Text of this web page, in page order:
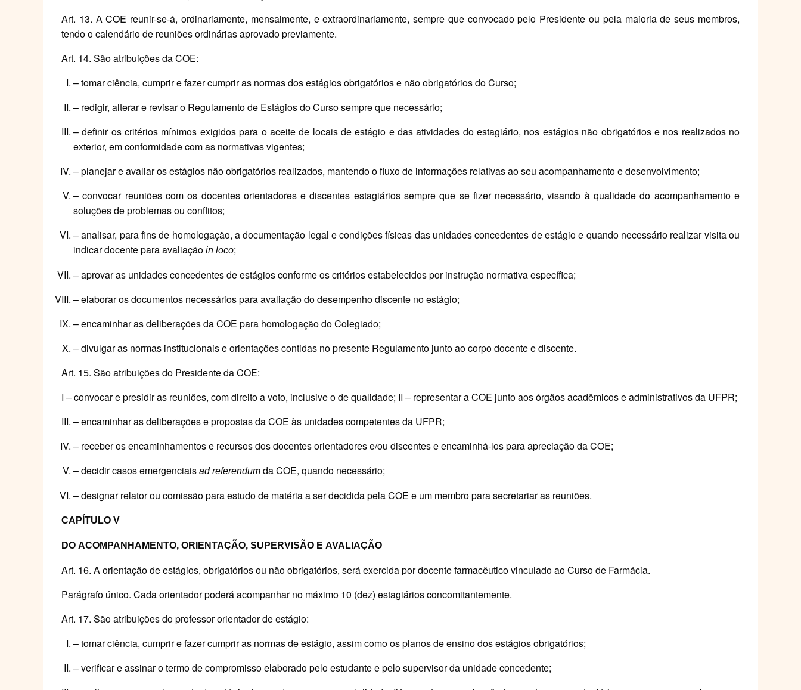
Art. 13. A COE reunir-se-á, ordinariamente, mensalmente, e extraordinariamente, sempre que convocado pelo Presidente ou pela maioria de seus membros,
tendo o calendário de reuniões ordinárias aprovado previamente.
Art. 14. São atribuições da COE:
– tomar ciência, cumprir e fazer cumprir as normas dos estágios obrigatórios e não obrigatórios do Curso;
– redigir, alterar e revisar o Regulamento de Estágios do Curso sempre que necessário;
– definir os critérios mínimos exigidos para o aceite de locais de estágio e das atividades do estagiário, nos estágios não obrigatórios e nos realizados no
exterior, em conformidade com as normativas vigentes;
– planejar e avaliar os estágios não obrigatórios realizados, mantendo o fluxo de informações relativas ao seu acompanhamento e desenvolvimento;
– convocar reuniões com os docentes orientadores e discentes estagiários sempre que se fizer necessário, visando à qualidade do acompanhamento e
soluções de problemas ou conflitos;
– analisar, para fins de homologação, a documentação legal e condições físicas das unidades concedentes de estágio e quando necessário realizar visita ou
indicar docente para avaliação in loco;
– aprovar as unidades concedentes de estágios conforme os critérios estabelecidos por instrução normativa específica;
– elaborar os documentos necessários para avaliação do desempenho discente no estágio;
– encaminhar as deliberações da COE para homologação do Colegiado;
– divulgar as normas institucionais e orientações contidas no presente Regulamento junto ao corpo docente e discente.
Art. 15. São atribuições do Presidente da COE:
I – convocar e presidir as reuniões, com direito a voto, inclusive o de qualidade; II – representar a COE junto aos órgãos acadêmicos e administrativos da UFPR;
– encaminhar as deliberações e propostas da COE às unidades competentes da UFPR;
– receber os encaminhamentos e recursos dos docentes orientadores e/ou discentes e encaminhá-los para apreciação da COE;
– decidir casos emergenciais ad referendum da COE, quando necessário;
– designar relator ou comissão para estudo de matéria a ser decidida pela COE e um membro para secretariar as reuniões.
CAPÍTULO V
DO ACOMPANHAMENTO, ORIENTAÇÃO, SUPERVISÃO E AVALIAÇÃO
Art. 16. A orientação de estágios, obrigatórios ou não obrigatórios, será exercida por docente farmacêutico vinculado ao Curso de Farmácia.
Parágrafo único. Cada orientador poderá acompanhar no máximo 10 (dez) estagiários concomitantemente.
Art. 17. São atribuições do professor orientador de estágio:
– tomar ciência, cumprir e fazer cumprir as normas de estágio, assim como os planos de ensino dos estágios obrigatórios;
– verificar e assinar o termo de compromisso elaborado pelo estudante e pelo supervisor da unidade concedente;